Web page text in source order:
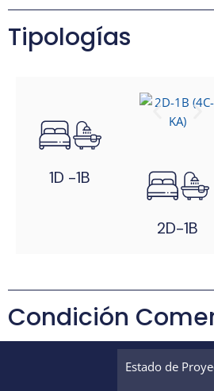
Tipologías
1D -1B
2D-1B
Condición
Estado de